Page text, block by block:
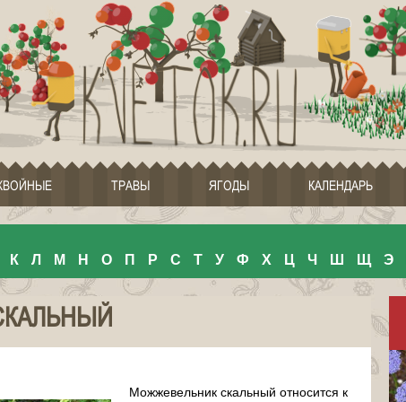
ТРАВЫ ЯГОДЫ КАЛЕНДАРЬ
К Л М Н О П Р С Т У Ф Х Ц Ч Ш Щ Э
Можжевельник скальный относится к